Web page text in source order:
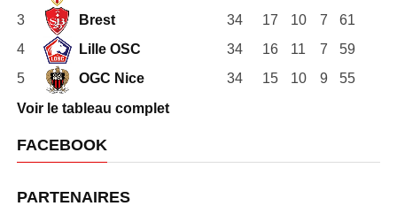
3
Brest 34 17 10 7
61
4
Lille OSC 34 16 11 7
59
5
OGC Nice 34 15 10 9
55
Voir le tableau complet
FACEBOOK
PARTENAIRES